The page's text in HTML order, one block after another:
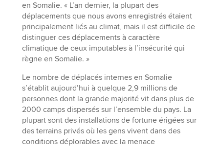
en Somalie. « L’an dernier, la plupart des
déplacements que nous avons enregistrés étaient
principalement liés au climat, mais il est difficile de
distinguer ces déplacements à caractère
climatique de ceux imputables à l’insécurité qui
règne en Somalie. »
Le nombre de déplacés internes en Somalie
s’établit aujourd’hui à quelque 2,9 millions de
personnes dont la grande majorité vit dans plus de
2000 camps dispersés sur l’ensemble du pays. La
plupart sont des installations de fortune érigées sur
des terrains privés où les gens vivent dans des
conditions déplorables avec la menace